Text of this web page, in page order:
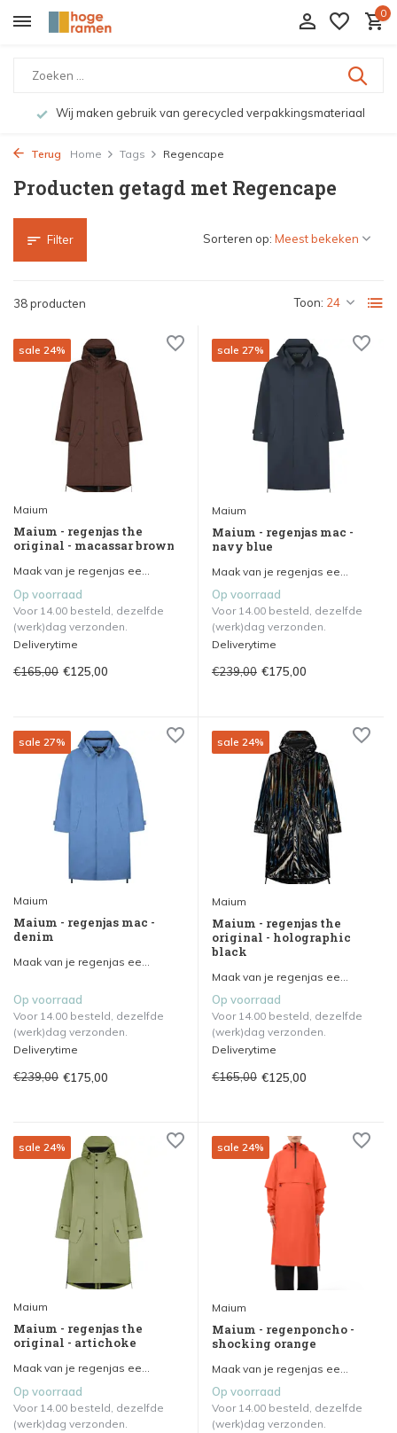
0
Wij maken gebruik van gerecycled verpakkingsmateriaal
Terug Home Tags Regencape
Producten getagd met Regencape
Filter
38 producten Toon:
Sorteren op:
sale 24%
Maium
Maium - regenjas the
original - macassar brown
Maak van je regenjas ee...
Op voorraad
Voor 14.00 besteld, dezelfde
(werk)dag verzonden.
Deliverytime
€165,00 €125,00
sale 27%
Maium
Maium - regenjas mac -
navy blue
Maak van je regenjas ee...
Op voorraad
Voor 14.00 besteld, dezelfde
(werk)dag verzonden.
Deliverytime
€239,00 €175,00
sale 27%
Maium
Maium - regenjas mac -
denim
Maak van je regenjas ee...
Op voorraad
Voor 14.00 besteld, dezelfde
(werk)dag verzonden.
Deliverytime
€239,00 €175,00
sale 24%
Maium
Maium - regenjas the
original - holographic
black
Maak van je regenjas ee...
Op voorraad
Voor 14.00 besteld, dezelfde
(werk)dag verzonden.
Deliverytime
€165,00 €125,00
sale 24%
Maium
Maium - regenjas the
original - artichoke
Maak van je regenjas ee...
Op voorraad
Voor 14.00 besteld, dezelfde
(werk)dag verzonden.
sale 24%
Maium
Maium - regenponcho -
shocking orange
Maak van je regenjas ee...
Op voorraad
Voor 14.00 besteld, dezelfde
(werk)dag verzonden.